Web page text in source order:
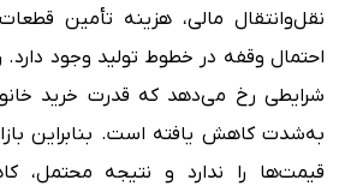
نقل‌وانتقال مالی، هزینه تأمین
احتمال وقفه در خطوط تولید وجود
شرایطی رخ می‌دهد که قدرت خرید
به‌شدت کاهش یافته است. بنابراین
قیمت‌ها را ندارد و نتیجه محتمل،